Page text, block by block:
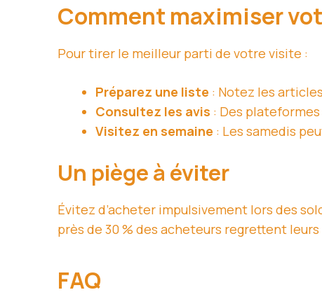
Comment maximiser
Pour tirer le meilleur parti de votre visite :
Préparez une liste : Notez les
Consultez les avis : Des
Visitez en semaine : Les samedis
Un piège à éviter
Évitez d’acheter impulsivement lors des
près de 30 % des acheteurs regrettent
FAQ